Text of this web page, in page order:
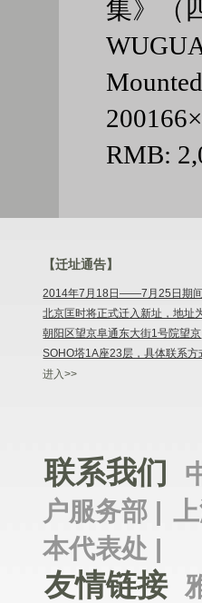
集》（
RMB:
【迁址通告】
2014年7月18日——7月25日期间
北京匡时将正式迁入新址，地址
朝阳区望京阜通东大街1号院望京
SOHO塔1A座23层，具体联系方
进入>>
联系我们
户服务部 |
本代表处 |
友情链接